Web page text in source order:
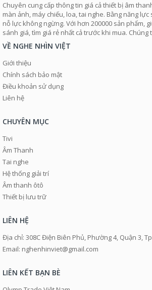
Chuyên cung cấp thông tin giá cả thiết bị âm
màn ảnh, máy chiếu, loa, tai nghe. Bằng năng lực
nỗ lực không ngừng. Với hơn 200000 sản phẩm,
sánh giá, tìm giá rẻ nhất cả trước khi mua.
VỀ NGHE NHÌN VIỆT
Giới thiệu
Chính sách bảo mật
Điều khoản sử dụng
Liên hệ
CHUYÊN MỤC
Tivi
Âm Thanh
Tai nghe
Hệ thống giải trí
Âm thanh ôtô
Thiết bị lưu trữ
LIÊN HỆ
Địa chỉ: 308C Điện Biên Phủ, Phường 4, Quận 3,
Email: nghenhinviet@gmail.com
LIÊN KẾT BẠN BÈ